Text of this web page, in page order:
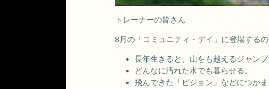
トレーナーの皆さん
8月の「コミュニティ・デイ」に登場する
長年生きると、山をも越えるジャンプ
どんなに汚れた水でも暮らせる。
飛んできた「ピジョン」などにつかま